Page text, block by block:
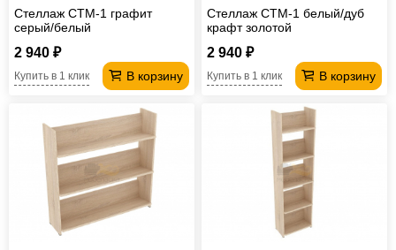
Стеллаж СТМ-1 графит
серый/белый
2 940 ₽
В корзину
Купить в 1 клик
Стеллаж СТМ-1 белый/дуб
крафт золотой
2 940 ₽
В корзину
Купить в 1 клик